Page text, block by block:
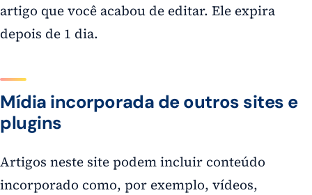
artigo que você acabou de editar. Ele expira
depois de 1 dia.
Mídia incorporada de outros sites e
plugins
Artigos neste site podem incluir conteúdo
incorporado como, por exemplo, vídeos,